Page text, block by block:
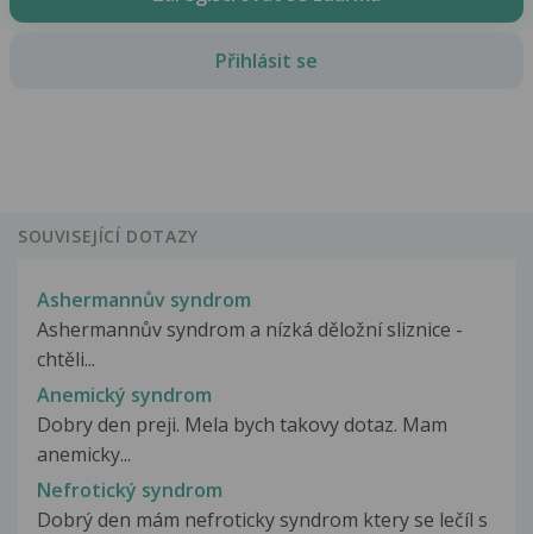
Přihlásit se
SOUVISEJÍCÍ DOTAZY
Ashermannův syndrom
Ashermannův syndrom a nízká děložní sliznice -
chtěli...
Anemický syndrom
Dobry den preji. Mela bych takovy dotaz. Mam
anemicky...
Nefrotický syndrom
Dobrý den mám nefroticky syndrom ktery se lečíl s